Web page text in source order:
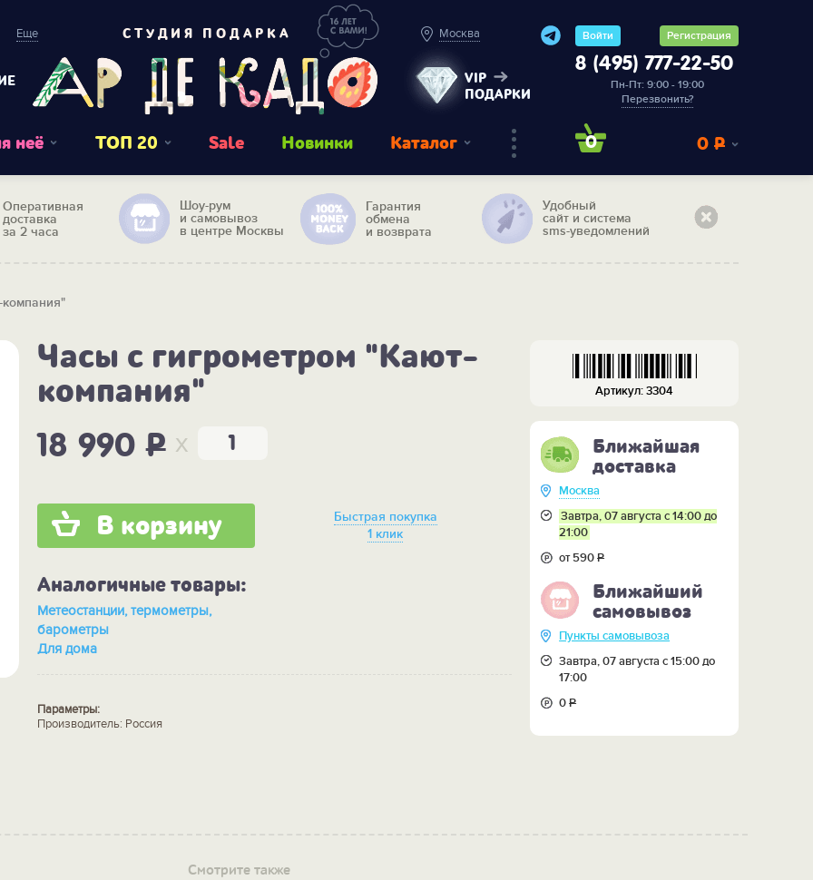
Еще СТУДИЯ ПОДАРКА Москва
VIP
ПОДАРКИ
Войти Регистрация
8 (495) 777-22-50
Пн-Пт: 9:00 - 19:00
Перезвонить?
неё ТОП 20 Sale Новинки Каталог 0 0 Р
Оперативная
доставка
за 2 часа
Шоу-рум
и самовывоз
в центре Москвы
Гарантия
обмена
и возврата
Удобный
сайт и система
sms-уведомлений
Часы с гигрометром "Кают-
компания"
18 990P x
В корзину
Быстрая покупка
1 клик
Аналогичные товары:
Метеостанции, термометры,
барометры
Для дома
Параметры:
Производитель: Россия
Артикул: 3304
Ближайшая
доставка
Москва
Завтра, 07 августа с 14:00 до
21:00
от 590Р
Ближайший
самовывоз
Пункты самовывоза
Завтра, 07 августа с 15:00 до
17:00
0Р
Смотрите также